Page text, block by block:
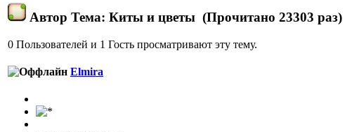
Автор Тема: Киты и цветы (Прочитано 23303 раз)
0 Пользователей и 1 Гость просматривают эту тему.
Elmira